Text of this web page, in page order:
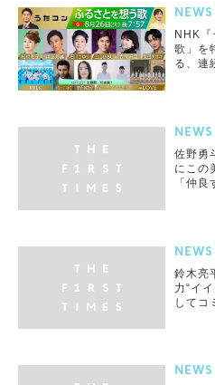
NEWS
NHK『
歌」を
る、連
NEWS
佐野勇
にこの
「仲
NEWS
鈴木亮
力“イ
してコ
NEWS